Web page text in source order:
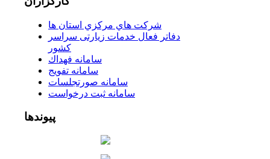
شركت هاي مركزي استان ها
دفاتر فعال خدمات زیارتی سراسر
كشور
سامانه فهداك
سامانه تفويج
سامانه صورتجلسات
سامانه ثبت درخواست
پیوندها